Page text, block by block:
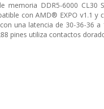
memoria DDR5-6000
con AMD® EXPO v1.1
una latencia de 30-36-36
pines utiliza contactos